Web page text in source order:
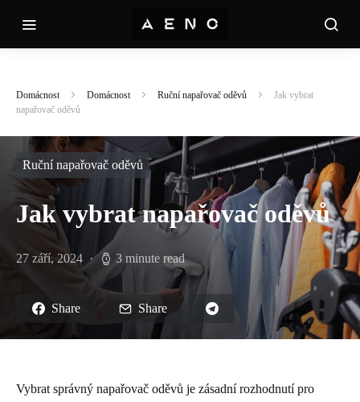
Domácnost Domácnost Ruční napařovač oděvů
Jak vybrat
napařovač oděvů
Ruční napařovač oděvů
Jak vybrat napařovač oděvů
27 září, 2024 3 minute read
Share Share
Vybrat správný napařovač oděvů je zásadní rozhodnutí pro